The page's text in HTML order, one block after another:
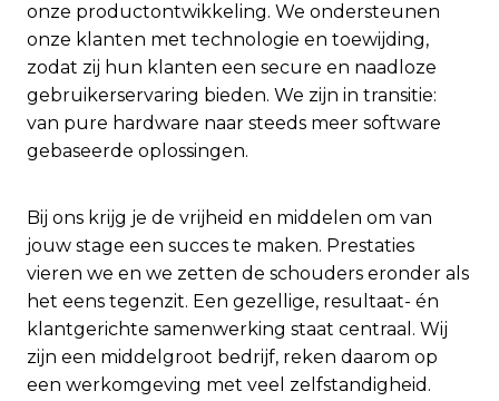
onze productontwikkeling. We ondersteunen
onze klanten met technologie en toewijding,
zodat zij hun klanten een secure en naadloze
gebruikerservaring bieden. We zijn in transitie:
van pure hardware naar steeds meer software
gebaseerde oplossingen.
Bij ons krijg je de vrijheid en middelen om van
jouw stage een succes te maken. Prestaties
vieren we en we zetten de schouders eronder als
het eens tegenzit. Een gezellige, resultaat- én
klantgerichte samenwerking staat centraal. Wij
zijn een middelgroot bedrijf, reken daarom op
een werkomgeving met veel zelfstandigheid.